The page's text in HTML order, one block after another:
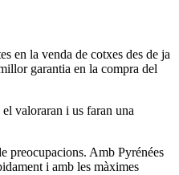
en la venda de cotxes des de ja
garantia en la compra del
valoraran i us faran una
preocupacions. Amb Pyrénées
i amb les màximes